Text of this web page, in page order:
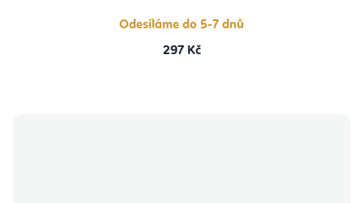
Odesíláme do 5-7 dnů
297 Kč